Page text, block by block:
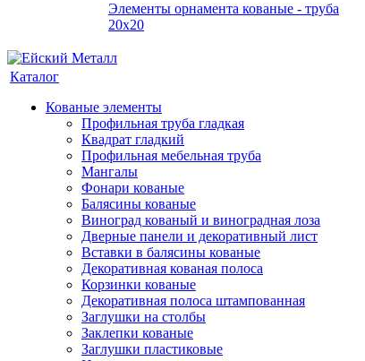
Элементы орнамента кованые - труба
20х20
Каталог
Кованые элементы
Профильная труба гладкая
Квадрат гладкий
Профильная мебельная труба
Мангалы
Фонари кованые
Балясины кованые
Виноград кованый и виноградная лоза
Дверные панели и декоративный лист
Вставки в балясины кованые
Декоративная кованая полоса
Корзинки кованые
Декоративная полоса штампованная
Заглушки на столбы
Заклепки кованые
Заглушки пластиковые